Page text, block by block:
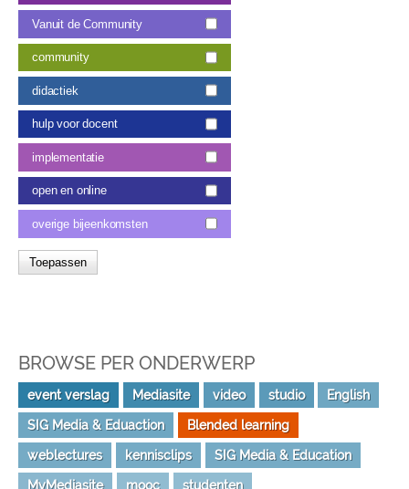
Vanuit de Community
community
didactiek
hulp voor docent
implementatie
open en online
overige bijeenkomsten
BROWSE PER ONDERWERP
event verslag Mediasite video studio English
SIG Media & Eduaction Blended learning
weblectures kennisclips SIG Media & Education
MyMediasite mooc studenten